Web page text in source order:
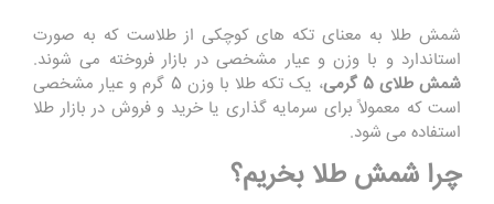
شمش طلا به معنای تکه‌ های کوچکی از طلاست که به صورت
استاندارد و با وزن و عیار مشخصی در بازار فروخته می ‌شوند.
شمش طلای 5 گرمی
، یک تکه طلا با وزن 5 گرم و عیار مشخصی
است که معمولاً برای سرمایه‌ گذاری یا خرید و فروش در بازار طلا
استفاده می‌ شود.
چرا شمش طلا بخریم؟